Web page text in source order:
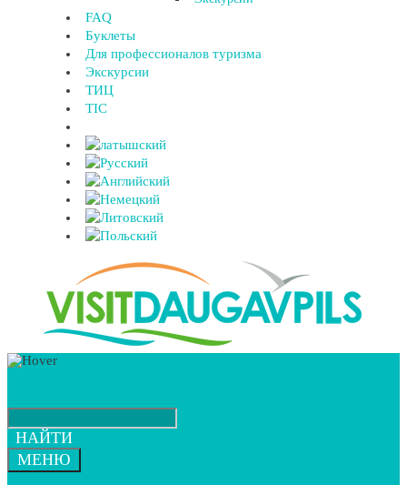
FAQ
Буклеты
Для профессионалов туризма
Экскурсии
ТИЦ
TIC
НАЙТИ
МЕНЮ